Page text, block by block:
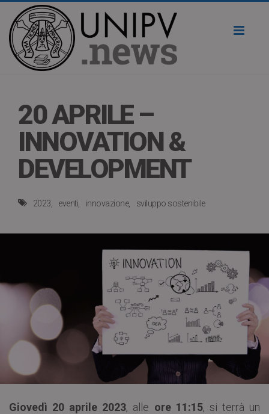
20 APRILE –
INNOVATION &
DEVELOPMENT
2023 eventi innovazione sviluppo sostenibile
Giovedì 20 aprile 2023, alle ore 11:15, si terrà un